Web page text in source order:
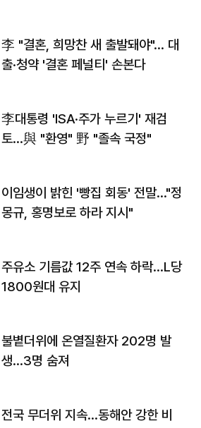
李 "결혼, 희망찬 새 출발돼야"… 대
출·청약 '결혼 페널티' 손본다
李대통령 'ISA·주가 누르기' 재검
토…與 "환영" 野 "졸속 국정"
이임생이 밝힌 '빵집 회동' 전말…"정
몽규, 홍명보로 하라 지시"
주유소 기름값 12주 연속 하락…L당
1800원대 유지
불볕더위에 온열질환자 202명 발
생…3명 숨져
전국 무더위 지속…동해안 강한 비